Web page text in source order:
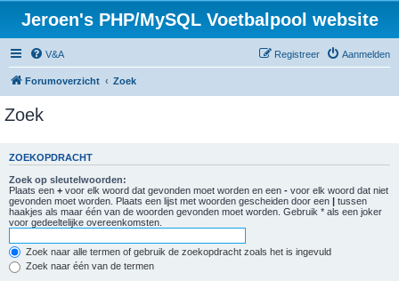
Jeroen's PHP/MySQL Voetbalpool website
V&A Aanmelden
Registreer
Forumoverzicht Zoek
Zoek
ZOEKOPDRACHT
Zoek op sleutelwoorden:
Plaats een + voor elk woord dat gevonden moet worden en een - voor elk woord dat niet
gevonden moet worden. Plaats een lijst met woorden gescheiden door een | tussen
haakjes als maar één van de woorden gevonden moet worden. Gebruik * als een joker
voor gedeeltelijke overeenkomsten.
Zoek naar alle termen of gebruik de zoekopdracht zoals het is ingevuld
Zoek naar één van de termen